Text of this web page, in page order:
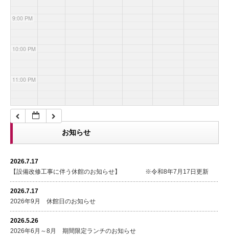
9:00 PM
10:00 PM
11:00 PM
お知らせ
2026.7.17
【設備改修工事に伴う休館のお知らせ】 ※令和8年7月17日更新
2026.7.17
2026年9月 休館日のお知らせ
2026.5.26
2026年6月～8月 期間限定ランチのお知らせ